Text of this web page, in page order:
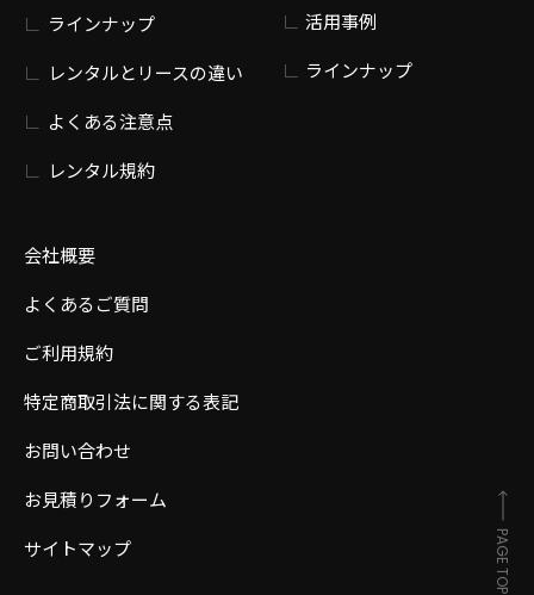
ラインナップ
レンタルとリースの違い
よくある注意点
レンタル規約
会社概要
よくあるご質問
ご利用規約
特定商取引法に関する表記
お問い合わせ
お見積りフォーム
サイトマップ
活用事例
ラインナップ
PAGE TOP